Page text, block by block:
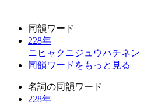
同韻ワード
228年
ニヒャクニジュウハチネン
同韻ワードをもっと見る
名詞の同韻ワード
228年